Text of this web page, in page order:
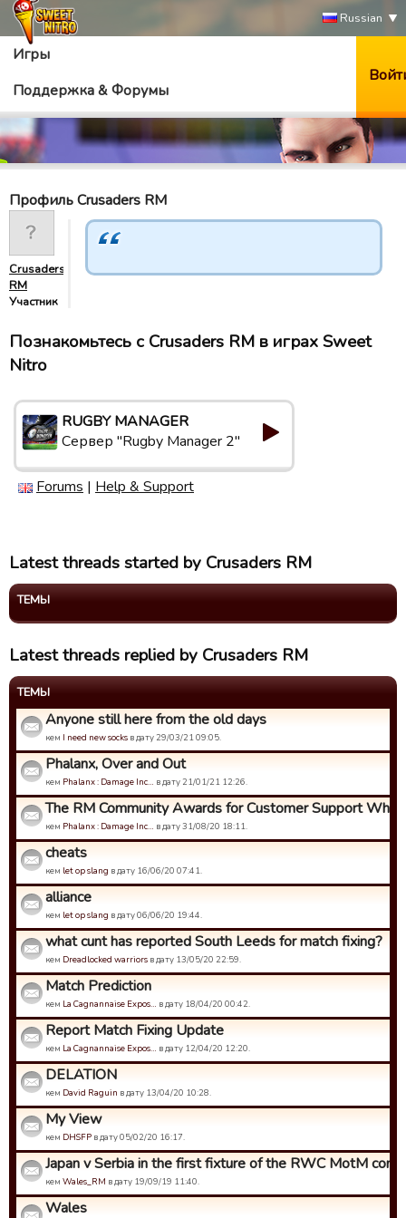
Russian
Игры
Поддержка & Форумы
Профиль Crusaders RM
Crusaders
RM
Участник
Познакомьтесь с Crusaders RM в играх Sweet
Nitro
RUGBY MANAGER
Сервер "Rugby Manager 2"
Forums | Help & Support
Latest threads started by Crusaders RM
ТЕМЫ
Latest threads replied by Crusaders RM
ТЕМЫ
Anyone still here from the old days
кем I need new socks в дату 29/03/21 09:05.
Phalanx, Over and Out
кем Phalanx : Damage Inc… в дату 21/01/21 12:26.
The RM Community Awards for Customer Support Who
кем Phalanx : Damage Inc… в дату 31/08/20 18:11.
cheats
кем let op slang в дату 16/06/20 07:41.
alliance
кем let op slang в дату 06/06/20 19:44.
what cunt has reported South Leeds for match fixing?
кем Dreadlocked warriors в дату 13/05/20 22:59.
Match Prediction
кем La Cagnannaise Expos… в дату 18/04/20 00:42.
Report Match Fixing Update
кем La Cagnannaise Expos… в дату 12/04/20 12:20.
DELATION
кем David Raguin в дату 13/04/20 10:28.
My View
кем DHSFP в дату 05/02/20 16:17.
Japan v Serbia in the first fixture of the RWC MotM
кем Wales_RM в дату 19/09/19 11:40.
Wales